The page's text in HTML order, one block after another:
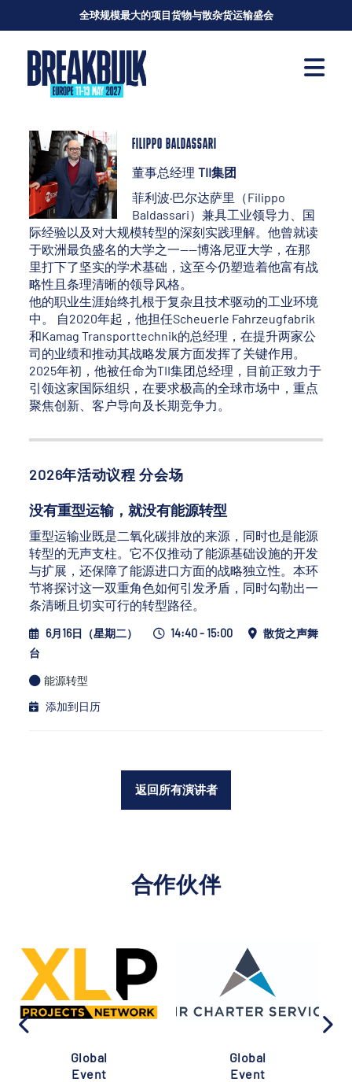
全球规模最大的项目货物与散杂货运输盛会
FILIPPO BALDASSARI
董事总经理 TII集团
菲利波·巴尔达萨里（Filippo
Baldassari）兼具工业领导力、国
际经验以及对大规模转型的深刻实践理解。他曾就读
于欧洲最负盛名的大学之一——博洛尼亚大学，在那
里打下了坚实的学术基础，这至今仍塑造着他富有战
略性且条理清晰的领导风格。
他的职业生涯始终扎根于复杂且技术驱动的工业环境
中。 自2020年起，他担任Scheuerle Fahrzeugfabrik
和Kamag Transporttechnik的总经理，在提升两家公
司的业绩和推动其战略发展方面发挥了关键作用。
2025年初，他被任命为TII集团总经理，目前正致力于
引领这家国际组织，在要求极高的全球市场中，重点
聚焦创新、客户导向及长期竞争力。
2026年活动议程 分会场
没有重型运输，就没有能源转型
重型运输业既是二氧化碳排放的来源，同时也是能源
转型的无声支柱。它不仅推动了能源基础设施的开发
与扩展，还保障了能源进口方面的战略独立性。本环
节将探讨这一双重角色如何引发矛盾，同时勾勒出一
条清晰且切实可行的转型路径。
6月16日（星期二） 14:40 - 15:00
散货之声舞
台
能源转型
添加到日历
返回所有演讲者
合作伙伴
Global
Event
Global
Event